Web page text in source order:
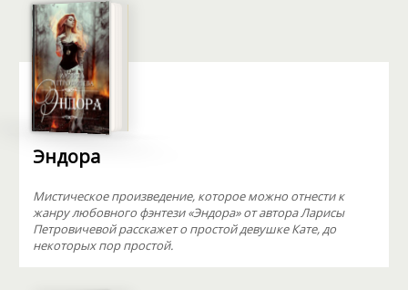
Эндора
Мистическое произведение, которое можно отнести к
жанру любовного фэнтези «Эндора» от автора Ларисы
Петровичевой расскажет о простой девушке Кате, до
некоторых пор простой.